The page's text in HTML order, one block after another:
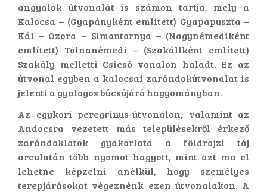
angyalok útvonalát is számon tartja, mely a
Kalocsa – (Gyapányként említett) Gyapapuszta –
Kál – Ozora – Simontornya – (Nagynémediként
említett) Tolnanémedi – (Szakállként említett)
Szakály melletti Csicsó vonalon haladt. Ez az
útvonal egyben a kalocsai zarándokútvonalat is
jelenti a gyalogos búcsújáró hagyományban.
Az egykori peregrinus-útvonalon, valamint az
Andocsra vezetett más településekről érkező
zarándoklatok gyakorlata a földrajzi táj
arculatán több nyomot hagyott, mint azt ma el
lehetne képzelni anélkül, hogy személyes
terepjárásokat végeznénk ezen útvonalakon. A